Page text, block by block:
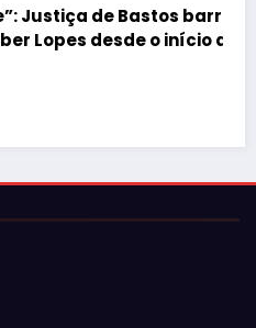
de Bastos barrar atos da
desde o início do